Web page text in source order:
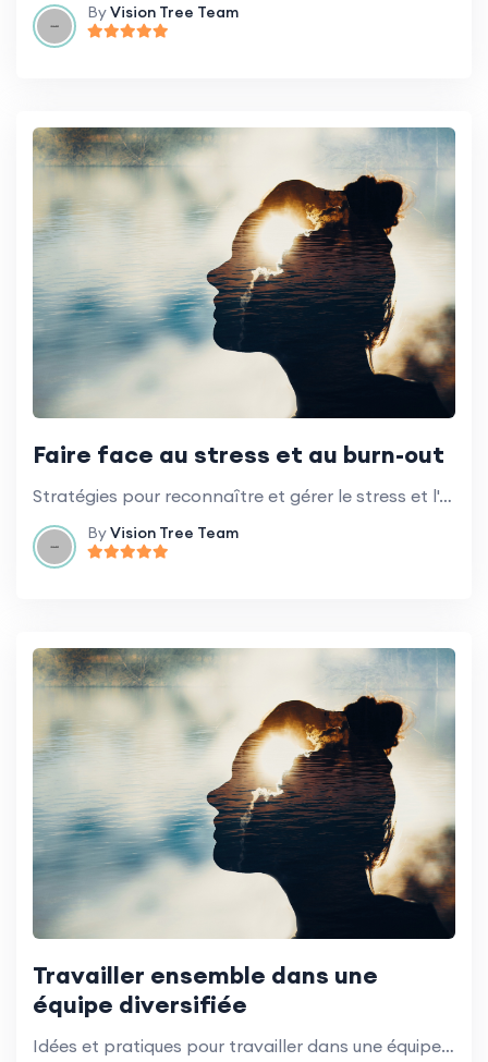
ByVision Tree Team
Faire face au stress et au burn-out
Stratégies pour reconnaître et gérer le stress et l'épuisement professionnel dans le contexte du bénévolat.
ByVision Tree Team
Travailler ensemble dans une
équipe diversifiée
Idées et pratiques pour travailler dans une équipe diversifiée de bénévoles.